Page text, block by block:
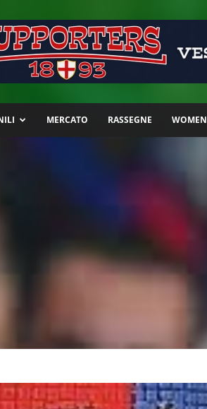
MERCATO RASSEGNE WOMEN